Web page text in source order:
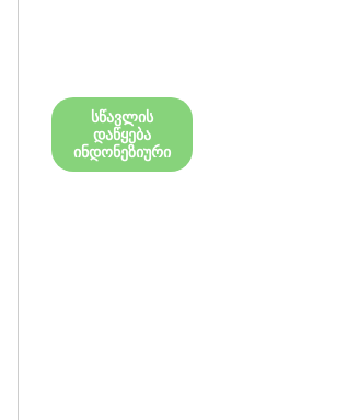
სწავლის
დაწყება
ინდონეზიური